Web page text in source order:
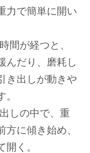
力で簡単に開い
間が経つと、
んだり、磨耗し
き出しが動きや
しの中で、重
方に傾き始め、
開く。